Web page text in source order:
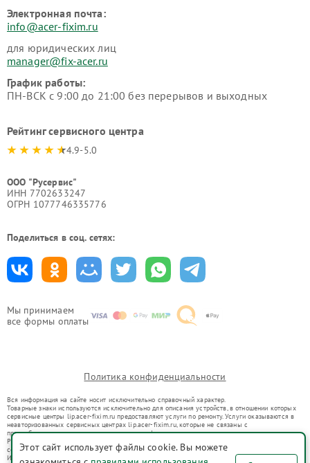
Мы принимаем
все формы оплаты
Электронная почта:
info@acer-fixim.ru
для юридических лиц
manager@fix-acer.ru
График работы:
ПН-ВСК с 9:00 до 21:00 без перерывов и выходных
Рейтинг сервисного центра
4.9-5.0
ООО "Русервис"
ИНН 7702633247
ОГРН 1077746335776
Поделиться в соц. сетях:
Политика конфиденциальности
Вся информация на сайте носит исключительно справочный характер.
Товарные знаки используются исключительно для описания устройств, в отношении которых
сервисные центры lip.acer-fixim.ru предоставляют услуги по ремонту. Услуги оказываются в
неавторизованных сервисных центрах lip.acer-fixim.ru, которые не связаны с
правообладателями товарных знаков или их официальными представителями.
Ремонт осуществляется для устройств, уже введенных в гражданский оборот в соответствии
со статьей 1487 ГК РФ.
Использование товарных знаков не преследует цели индивидуализации услуг или введения
Этот сайт использует файлы cookie. Вы можете